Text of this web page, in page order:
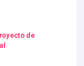
de